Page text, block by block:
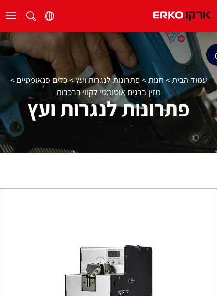
עמוד הבית >חנות >פתרונות לנגרות ועץ>כלים פנאומטיים >
מזין ברגים אוטומטי לקווי הרכבות
פתרונות לנגרות ועץ